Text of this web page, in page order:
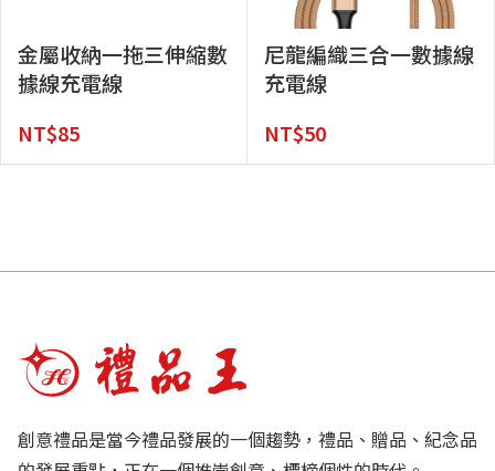
金屬收納一拖三伸縮數
據線充電線
NT$85
尼龍編織三合一數據線
充電線
NT$50
創意禮品是當今禮品發展的一個趨勢，禮品、贈品、紀念品